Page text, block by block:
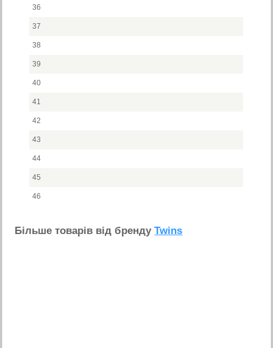
36
37
38
39
40
41
42
43
44
45
46
Бiльше товарiв вiд брендуTwins